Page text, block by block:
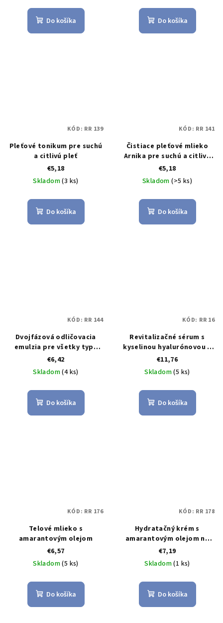
Do košíka Do košíka
Pleťové tonikum pre suchú
a citlivú pleť
€5,18
Skladom(3 ks)
Do košíka
KÓD: RR 139
Čistiace pleťové mlieko
Arnika pre suchú a citlivú
pleť
€5,18
Skladom(>5 ks)
Do košíka
KÓD: RR 141
Dvojfázová odličovacia
emulzia pre všetky typy
pleti
€6,42
Skladom(4 ks)
Do košíka
KÓD: RR 144
Revitalizačné sérum s
kyselinou hyalurónovou a
arganovým olejom
€11,76
Skladom(5 ks)
Do košíka
KÓD: RR 16
Telové mlieko s
amarantovým olejom
€6,57
Skladom(5 ks)
Do košíka
KÓD: RR 176
Hydratačný krém s
amarantovým olejom na
veľmi citlivú pleť
€7,19
Skladom(1 ks)
Do košíka
KÓD: RR 178